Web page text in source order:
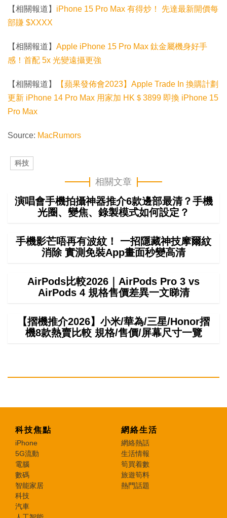
【相關報道】 iPhone 15 Pro Max 有得炒！ 先達最新開價每
部賺 $XXXX
【相關報道】 Apple iPhone 15 Pro Max 鈦金屬機身好手
感！首配 5x 光變遠攝更強
【相關報道】
【蘋果發佈會2023】Apple Trade In 換購計劃
更新 iPhone 14 Pro Max 用家加 HK＄3899 即換 iPhone 15
Pro Max
Source: MacRumors
科技
相關文章
演唱會手機拍攝神器推介6款邊部最清？手機
光圈、變焦、錄製模式如何設定？
手機影芒唔再有波紋！ 一招隱藏神技摩爾紋
消除 實測免裝App畫面秒變高清
AirPods比較2026｜AirPods Pro 3 vs
AirPods 4 規格售價差異一文睇清
【摺機推介2026】小米/華為/三星/Honor摺
機8款熱賣比較 規格/售價/屏幕尺寸一覽
科技焦點
iPhone
5G流動
電腦
數碼
智能家居
科技
汽車
網絡生活
網絡熱話
生活情報
筍買着數
旅遊筍料
熱門話題